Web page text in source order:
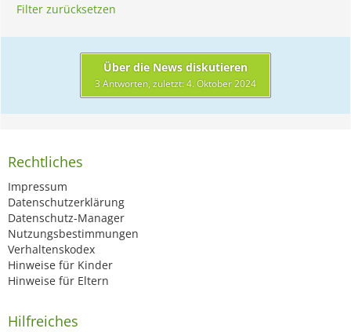
Filter zurücksetzen
Über die News diskutieren
3 Antworten, zuletzt:4. Oktober 2024
Rechtliches
Impressum
Datenschutzerklärung
Datenschutz-Manager
Nutzungsbestimmungen
Verhaltenskodex
Hinweise für Kinder
Hinweise für Eltern
Hilfreiches